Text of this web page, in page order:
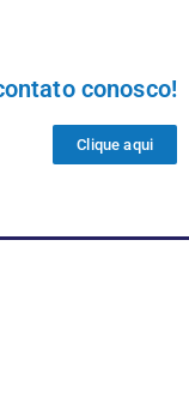
conosco!
Clique aqui